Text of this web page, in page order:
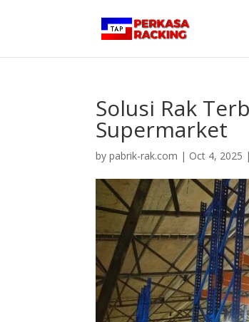
Solusi Rak
Supermarket
bypabrik-rak.com | Oct 4, 2025 |